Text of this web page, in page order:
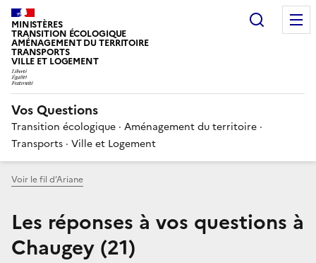
MINISTÈRES
TRANSITION ÉCOLOGIQUE
AMÉNAGEMENT DU TERRITOIRE
TRANSPORTS
VILLE ET LOGEMENT
Vos Questions
Transition écologique · Aménagement du territoire ·
Transports · Ville et Logement
Voir le fil d’Ariane
Les réponses à vos questions à
Chaugey (21)